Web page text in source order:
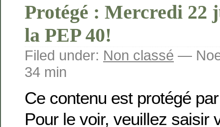
Protégé : Mercredi 22
la PEP 40!
Filed under: Non classé —
34 min
Ce contenu est protégé
Pour le voir, veuillez saisir